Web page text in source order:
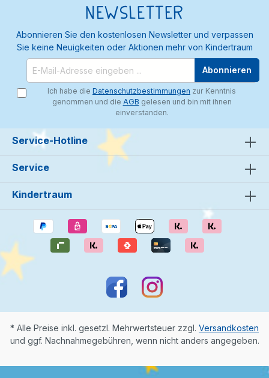
Newsletter
Abonnieren Sie den kostenlosen Newsletter und verpassen
Sie keine Neuigkeiten oder Aktionen mehr von Kindertraum
Abonnieren
Ich habe die Datenschutzbestimmungen zur Kenntnis
genommen und die AGB gelesen und bin mit ihnen
einverstanden.
Service-Hotline
Service
Kindertraum
* Alle Preise inkl. gesetzl. Mehrwertsteuer zzgl. Versandkosten
und ggf. Nachnahmegebühren, wenn nicht anders angegeben.